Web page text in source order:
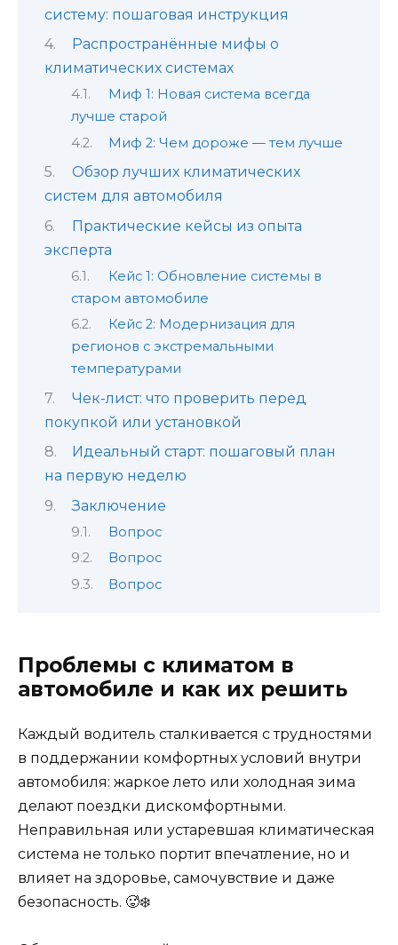
систему: пошаговая инструкция
Распространённые мифы о
климатических системах
Миф 1: Новая система всегда
лучше старой
Миф 2: Чем дороже — тем лучше
Обзор лучших климатических
систем для автомобиля
Практические кейсы из опыта
эксперта
Кейс 1: Обновление системы в
старом автомобиле
Кейс 2: Модернизация для
регионов с экстремальными
температурами
Чек-лист: что проверить перед
покупкой или установкой
Идеальный старт: пошаговый план
на первую неделю
Заключение
Вопрос
Вопрос
Вопрос
Проблемы с климатом в
автомобиле и как их решить
Каждый водитель сталкивается с трудностями
в поддержании комфортных условий внутри
автомобиля: жаркое лето или холодная зима
делают поездки дискомфортными.
Неправильная или устаревшая климатическая
система не только портит впечатление, но и
влияет на здоровье, самочувствие и даже
безопасность. 🥵❄️